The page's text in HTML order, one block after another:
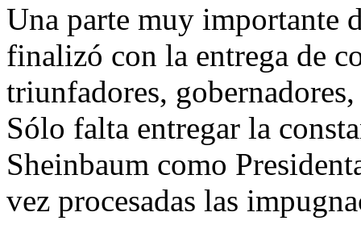
Una parte muy importante
finalizó con la entrega de
triunfadores,
Sólo falta entregar la
Sheinbaum como
vez procesadas las